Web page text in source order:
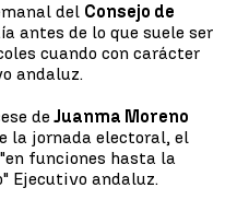
del Consejo de
antes de lo que suele ser
cuando con carácter
andaluz.
de Juanma Moreno
la jornada electoral, el
funciones hasta la
Ejecutivo andaluz.